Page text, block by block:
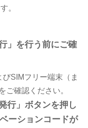
。
」を行う前にご確
SIMフリー端末（ま
ご確認ください。
行」ボタンを押し
ーションコードが